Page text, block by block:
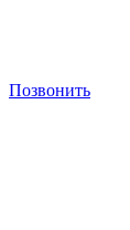
Позвонить